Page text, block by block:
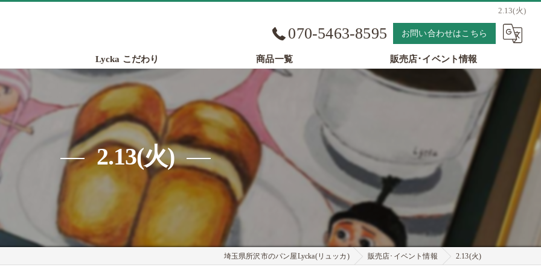
2.13(火)
070-5463-8595 お問い合わせはこちら
Lycka こだわり 商品一覧 販売店･イベント情報
2.13(火)
埼玉県所沢市のパン屋Lycka(リュッカ) 販売店･イベント情報 2.13(火)